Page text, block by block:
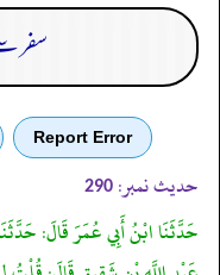
سفر
Report Error
حدیث نمبر: 290
حَدَّثَنَا ابْنُ أَبِي عُمَرَ قَالَ: